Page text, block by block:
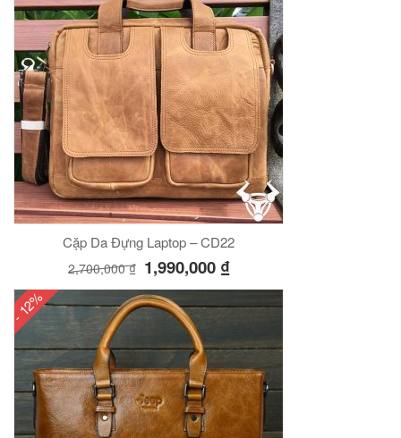
Cặp Da Đựng Laptop – CD22
2,700,000₫ 1,990,000 ₫
- 12%
Túi đeo chéo nam công sở da bò sáp đựng tài liệu A4 KT57
₫
GIỎ